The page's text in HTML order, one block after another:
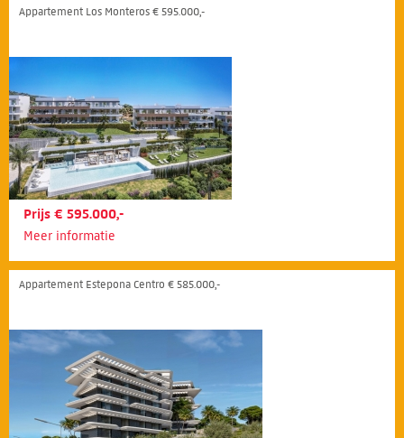
Appartement Los Monteros € 595.000,-
Prijs € 595.000,-
Meer informatie
Appartement Estepona Centro € 585.000,-